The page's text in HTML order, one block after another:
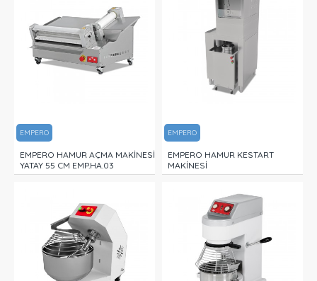
EMPERO
EMPERO HAMUR AÇMA MAKİNESİ
YATAY 55 CM EMP.HA.03
EMPERO
EMPERO HAMUR KESTART
MAKİNESİ